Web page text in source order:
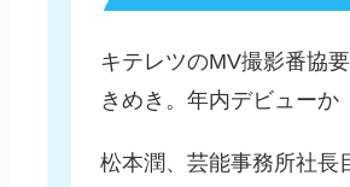
キテレツのMV撮影番協
きめき。年内デビューか
松本潤、芸能事務所社長